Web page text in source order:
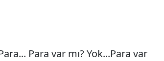
Para var mı? Yok...Para var